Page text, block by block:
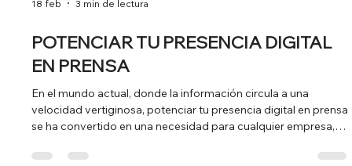
18 feb 3 min de lectura
POTENCIAR TU PRESENCIA DIGITAL
EN PRENSA
En el mundo actual, donde la información circula a una